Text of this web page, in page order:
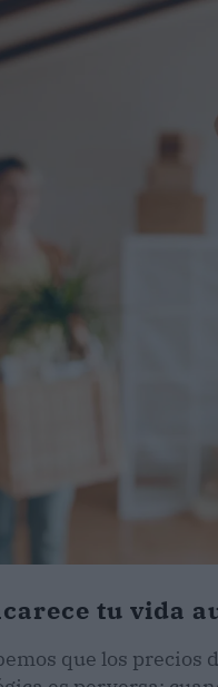
tu vida
que los